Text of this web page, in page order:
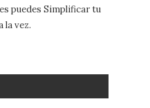
puedes Simplificar tu
la vez.